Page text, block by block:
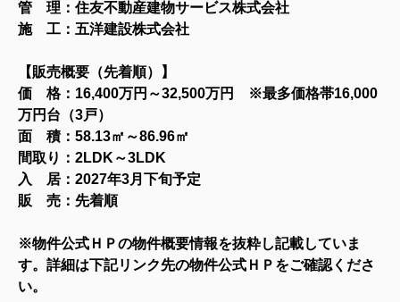
管 理：住友不動産建物サービス株式会社
施 工：五洋建設株式会社
【販売概要（先着順）
】
価 格：16,400万円～32,500万円 ※最多価格帯16,000
万円台（3戸）
面 積：58.13㎡～86.96㎡
間取り：2LDK～3LDK
入 居：2027年3月下旬予定
販 売：先着順
※物件公式ＨＰの物件概要情報を抜粋し記載していま
す。詳細は下記リンク先の物件公式ＨＰをご確認くださ
い。